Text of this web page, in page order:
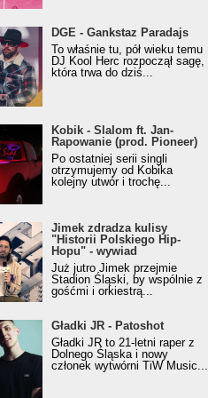
z nagrodą za
Trueschoolowy
Roku (Popkillery 2023)
DGE - Gankstaz Paradajs
To właśnie tu, pół wieku temu
DJ Kool Herc rozpoczął sagę,
która trwa do dziś...
- Slalom ft. Jan-
(prod. Pioneer)
Music Visualiser]
Kobik - Slalom ft. Jan-
Rapowanie (prod. Pioneer)
Po ostatniej serii singli
otrzymujemy od Kobika
kolejny utwór i trochę...
zdradza kulisy "Historii
Hip-Hopu" - wywiad
Jimek zdradza kulisy
"Historii Polskiego Hip-
Hopu" - wywiad
Już jutro Jimek przejmie
Stadion Śląski, by wspólnie z
gośćmi i orkiestrą...
JR - Patoshot
Gładki JR - Patoshot
Gładki JR to 21-letni raper z
Dolnego Śląska i nowy
członek wytwórni TiW Music...